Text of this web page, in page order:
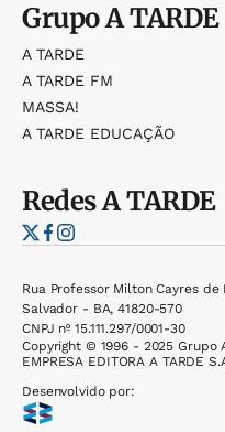
GrupoA TARDE
A TARDE
A TARDE FM
MASSA!
A TARDE EDUCAÇÃO
RedesA TARDE
Rua Professor Milton Cayres
Salvador - BA, 41820-570
CNPJ nº 15.111.297/0001-30
Copyright © 1996 - 2025 Grupo
EMPRESA EDITORA A TARDE
Desenvolvido por: